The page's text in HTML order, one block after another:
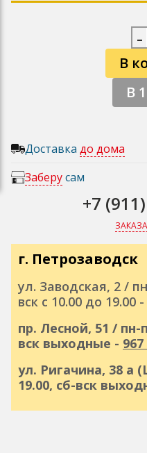
-
В
В
Доставка до дома
Заберусам
+7
г. Петрозаводск
ул. Заводская, 2 /
вск с 10.00 до 19.00 -
пр. Лесной, 51 / пн-
вск выходные -
ул. Ригачина, 38 а
19.00, сб-вск